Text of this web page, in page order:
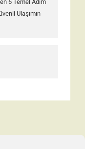
6 Temel Adım
Ulaşımın